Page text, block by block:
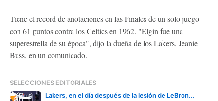
Tiene el récord de anotaciones en las Finales de un solo juego
con 61 puntos contra los Celtics en 1962. "Elgin fue una
superestrella de su época", dijo la dueña de los Lakers, Jeanie
Buss, en un comunicado.
SELECCIONES EDITORIALES
Lakers, en el día después de la lesión de LeBron...